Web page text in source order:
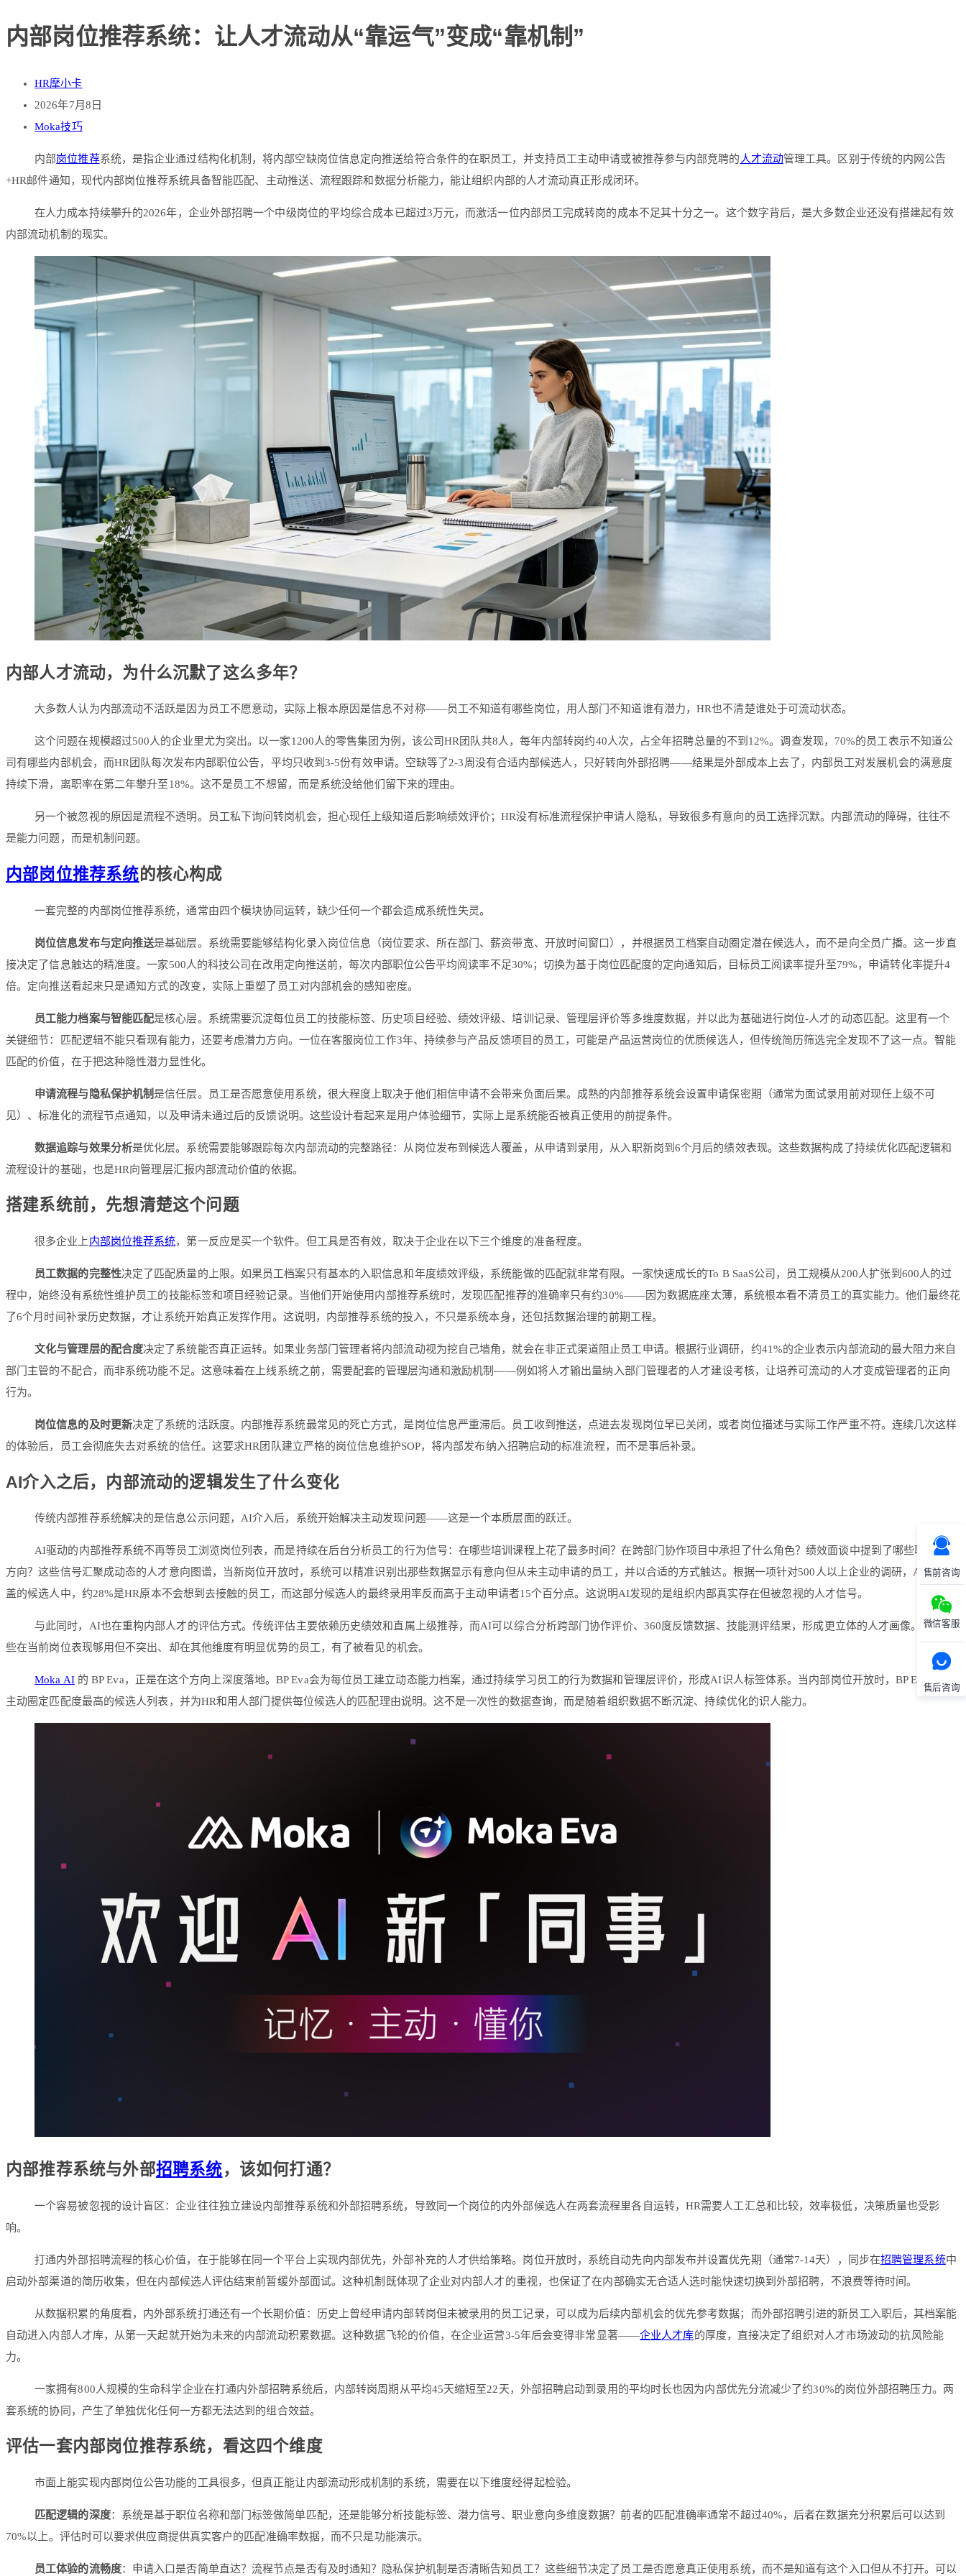
售前咨询
微信客服
售后咨询
内部岗位推荐系统：让人才流动从“靠运气”变成“靠机制”
HR摩小卡
2026年7月8日
Moka技巧
内部岗位推荐系统，是指企业通过结构化机制，将内部空缺岗位信息定向推送给符合条件的在职员工，并支持员工主动申请或被推荐参与内部竞聘的 人才流动管理工具。区别于传统的内网公告
+HR邮件通知，现代内部岗位推荐系统具备智能匹配、主动推送、流程跟踪和数据分析能力，能让组织内部的人才流动真正形成闭环。
在人力成本持续攀升的2026年，企业外部招聘一个中级岗位的平均综合成本已超过3万元，而激活一位内部员工完成转岗的成本不足其十分之一。这个数字背后，是大多数企业还没有搭建起有效
内部流动机制的现实。
内部人才流动，为什么沉默了这么多年？
大多数人认为内部流动不活跃是因为员工不愿意动，实际上根本原因是信息不对称——员工不知道有哪些岗位，用人部门不知道谁有潜力，HR也不清楚谁处于可流动状态。
这个问题在规模超过500人的企业里尤为突出。以一家1200人的零售集团为例，该公司HR团队共8人，每年内部转岗约40人次，占全年招聘总量的不到12%。调查发现，70%的员工表示不知道公
司有哪些内部机会，而HR团队每次发布内部职位公告，平均只收到3-5份有效申请。空缺等了2-3周没有合适内部候选人，只好转向外部招聘——结果是外部成本上去了，内部员工对发展机会的满意度
持续下滑，离职率在第二年攀升至18%。这不是员工不想留，而是系统没给他们留下来的理由。
另一个被忽视的原因是流程不透明。员工私下询问转岗机会，担心现任上级知道后影响绩效评价；HR没有标准流程保护申请人隐私，导致很多有意向的员工选择沉默。内部流动的障碍，往往不
是能力问题，而是机制问题。
内部岗位推荐系统的核心构成
一套完整的内部岗位推荐系统，通常由四个模块协同运转，缺少任何一个都会造成系统性失灵。
岗位信息发布与定向推送是基础层。系统需要能够结构化录入岗位信息（岗位要求、所在部门、薪资带宽、开放时间窗口），并根据员工档案自动圈定潜在候选人，而不是向全员广播。这一步直
接决定了信息触达的精准度。一家500人的科技公司在改用定向推送前，每次内部职位公告平均阅读率不足30%；切换为基于岗位匹配度的定向通知后，目标员工阅读率提升至79%，申请转化率提升4
倍。定向推送看起来只是通知方式的改变，实际上重塑了员工对内部机会的感知密度。
员工能力档案与智能匹配是核心层。系统需要沉淀每位员工的技能标签、历史项目经验、绩效评级、培训记录、管理层评价等多维度数据，并以此为基础进行岗位-人才的动态匹配。这里有一个
关键细节：匹配逻辑不能只看现有能力，还要考虑潜力方向。一位在客服岗位工作3年、持续参与产品反馈项目的员工，可能是产品运营岗位的优质候选人，但传统简历筛选完全发现不了这一点。智能
匹配的价值，在于把这种隐性潜力显性化。
申请流程与隐私保护机制 是信任层。员工是否愿意使用系统，很大程度上取决于他们相信申请不会带来负面后果。成熟的内部推荐系统会设置申请保密期（通常为面试录用前对现任上级不可
见）、标准化的流程节点通知，以及申请未通过后的反馈说明。这些设计看起来是用户体验细节，实际上是系统能否被真正使用的前提条件。
数据追踪与效果分析是优化层。系统需要能够跟踪每次内部流动的完整路径：从岗位发布到候选人覆盖，从申请到录用，从入职新岗到6个月后的绩效表现。这些数据构成了持续优化匹配逻辑和
流程设计的基础，也是HR向管理层汇报内部流动价值的依据。
搭建系统前，先想清楚这个问题
很多企业上内部岗位推荐系统，第一反应是买一个软件。但工具是否有效，取决于企业在以下三个维度的准备程度。
员工数据的完整性决定了匹配质量的上限。如果员工档案只有基本的入职信息和年度绩效评级，系统能做的匹配就非常有限。一家快速成长的To B SaaS公司，员工规模从200人扩张到600人的过
程中，始终没有系统性维护员工的技能标签和项目经验记录。当他们开始使用内部推荐系统时，发现匹配推荐的准确率只有约30%——因为数据底座太薄，系统根本看不清员工的真实能力。他们最终花
了6个月时间补录历史数据，才让系统开始真正发挥作用。这说明，内部推荐系统的投入，不只是系统本身，还包括数据治理的前期工程。
文化与管理层的配合度决定了系统能否真正运转。如果业务部门管理者将内部流动视为挖自己墙角，就会在非正式渠道阻止员工申请。根据行业调研，约41%的企业表示内部流动的最大阻力来自
部门主管的不配合，而非系统功能不足。这意味着在上线系统之前，需要配套的管理层沟通和激励机制——例如将人才输出量纳入部门管理者的人才建设考核，让培养可流动的人才变成管理者的正向
行为。
岗位信息的及时更新决定了系统的活跃度。内部推荐系统最常见的死亡方式，是岗位信息严重滞后。员工收到推送，点进去发现岗位早已关闭，或者岗位描述与实际工作严重不符。连续几次这样
的体验后，员工会彻底失去对系统的信任。这要求HR团队建立严格的岗位信息维护SOP，将内部发布纳入招聘启动的标准流程，而不是事后补录。
AI介入之后，内部流动的逻辑发生了什么变化
传统内部推荐系统解决的是信息公示问题，AI介入后，系统开始解决主动发现问题——这是一个本质层面的跃迁。
AI驱动的内部推荐系统不再等员工浏览岗位列表，而是持续在后台分析员工的行为信号：在哪些培训课程上花了最多时间？在跨部门协作项目中承担了什么角色？绩效面谈中提到了哪些职业发展
方向？这些信号汇聚成动态的人才意向图谱，当新岗位开放时，系统可以精准识别出那些数据显示有意向但从未主动申请的员工，并以合适的方式触达。根据一项针对500人以上企业的调研，AI推荐覆
盖的候选人中，约28%是HR原本不会想到去接触的员工，而这部分候选人的最终录用率反而高于主动申请者15个百分点。这说明AI发现的是组织内部真实存在但被忽视的人才信号。
与此同时，AI也在重构内部人才的评估方式。传统评估主要依赖历史绩效和直属上级推荐，而AI可以综合分析跨部门协作评价、360度反馈数据、技能测评结果，形成更立体的人才画像。这让那
些在当前岗位表现够用但不突出、却在其他维度有明显优势的员工，有了被看见的机会。
Moka AI的 BP Eva，正是在这个方向上深度落地。BP Eva会为每位员工建立动态能力档案，通过持续学习员工的行为数据和管理层评价，形成AI识人标签体系。当内部岗位开放时，BP Eva能够
主动圈定匹配度最高的候选人列表，并为HR和用人部门提供每位候选人的匹配理由说明。这不是一次性的数据查询，而是随着组织数据不断沉淀、持续优化的识人能力。
内部推荐系统与外部招聘系统 ，该如何打通？
一个容易被忽视的设计盲区：企业往往独立建设内部推荐系统和外部招聘系统，导致同一个岗位的内外部候选人在两套流程里各自运转，HR需要人工汇总和比较，效率极低，决策质量也受影
响。
打通内外部招聘流程的核心价值，在于能够在同一个平台上实现内部优先，外部补充的人才供给策略。岗位开放时，系统自动先向内部发布并设置优先期（通常7-14天），同步在招聘管理系统中
启动外部渠道的简历收集，但在内部候选人评估结束前暂缓外部面试。这种机制既体现了企业对内部人才的重视，也保证了在内部确实无合适人选时能快速切换到外部招聘，不浪费等待时间。
从数据积累的角度看，内外部系统打通还有一个长期价值：历史上曾经申请内部转岗但未被录用的员工记录，可以成为后续内部机会的优先参考数据；而外部招聘引进的新员工入职后，其档案能
自动进入内部人才库，从第一天起就开始为未来的内部流动积累数据。这种数据飞轮的价值，在企业运营3-5年后会变得非常显著——企业人才库的厚度，直接决定了组织对人才市场波动的抗风险能
力。
一家拥有800人规模的生命科学企业在打通内外部招聘系统后，内部转岗周期从平均45天缩短至22天，外部招聘启动到录用的平均时长也因为内部优先分流减少了约30%的岗位外部招聘压力。两
套系统的协同，产生了单独优化任何一方都无法达到的组合效益。
评估一套内部岗位推荐系统，看这四个维度
市面上能实现内部岗位公告功能的工具很多，但真正能让内部流动形成机制的系统，需要在以下维度经得起检验。
匹配逻辑的深度：系统是基于职位名称和部门标签做简单匹配，还是能够分析技能标签、潜力信号、职业意向多维度数据？前者的匹配准确率通常不超过40%，后者在数据充分积累后可以达到
70%以上。评估时可以要求供应商提供真实客户的匹配准确率数据，而不只是功能演示。
员工体验的流畅度：申请入口是否简单直达？流程节点是否有及时通知？隐私保护机制是否清晰告知员工？这些细节决定了员工是否愿意真正使用系统，而不是知道有这个入口但从不打开。可以